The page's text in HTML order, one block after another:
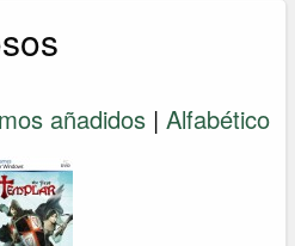
añadidos| Alfabético